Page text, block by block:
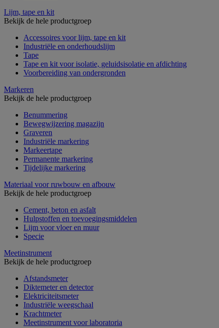
Lijm, tape en kit
Bekijk de hele productgroep
Accessoires voor lijm, tape en kit
Industriële en onderhoudslijm
Tape
Tape en kit voor isolatie, geluidsisolatie en afdichting
Voorbereiding van ondergronden
Markeren
Bekijk de hele productgroep
Benummering
Bewegwijzering magazijn
Graveren
Industriële markering
Markeertape
Permanente markering
Tijdelijke markering
Materiaal voor ruwbouw en afbouw
Bekijk de hele productgroep
Cement, beton en asfalt
Hulpstoffen en toevoegingsmiddelen
Lijm voor vloer en muur
Specie
Meetinstrument
Bekijk de hele productgroep
Afstandsmeter
Diktemeter en detector
Elektriciteitsmeter
Industriële weegschaal
Krachtmeter
Meetinstrument voor laboratoria